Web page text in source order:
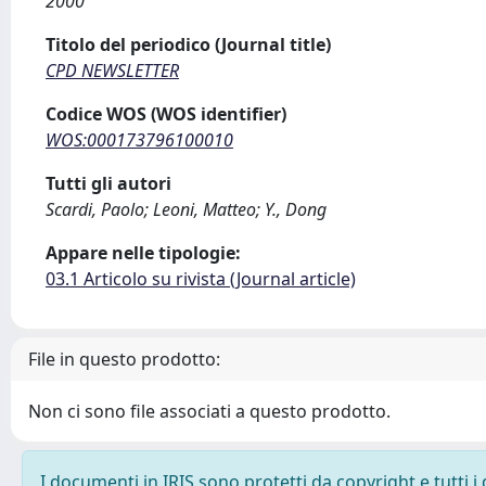
Titolo del periodico (Journal title)
CPD NEWSLETTER
Codice WOS (WOS identifier)
WOS:000173796100010
Tutti gli autori
Scardi, Paolo; Leoni, Matteo; Y., Dong
Appare nelle tipologie:
03.1 Articolo su rivista (Journal article)
File in questo prodotto:
Non ci sono file associati a questo prodotto.